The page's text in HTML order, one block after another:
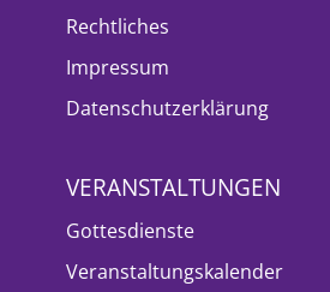
Rechtliches
Impressum
Datenschutzerklärung
VERANSTALTUNGEN
Gottesdienste
Veranstaltungskalender